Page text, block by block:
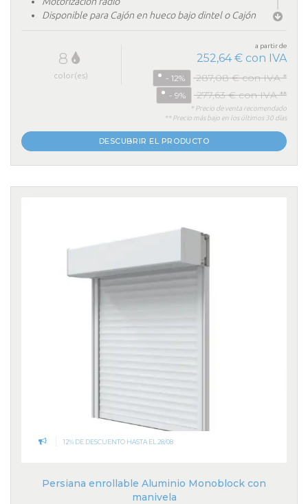
Disponible para Cajón en hueco bajo dintel o Cajón
8
color(es)
a partir de
252,64 € con IVA
- 12% 287,08 € con IVA *
- 9% 277,63 € con IVA **
* Precio de venta recomendado
** Precio más bajo en los últimos 30 días
DESCUBRIR EL PRODUCTO
12% DE DESCUENTO HASTA EL 28/08
Persiana enrollable Aluminio Monoblock con
manivela